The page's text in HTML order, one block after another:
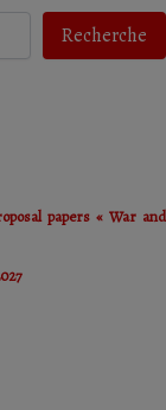
Recherche
papers « War and